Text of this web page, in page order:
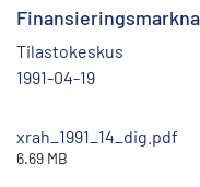
Tilastokeskus
1991-04-19
xrah_1991_14_dig.pdf
6.69 MB